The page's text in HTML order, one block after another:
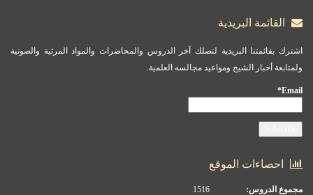
القائمة البريدية
اشترك بقائمتنا البريدية لتصلك آخر الدروس والمحاضرات والمواد المرئية والصوتية
ولمتابعة أخبار الشيخ ومواعيد مجالسه العلمية.
Email*
احصاءات الموقع
مجموع الدروس: